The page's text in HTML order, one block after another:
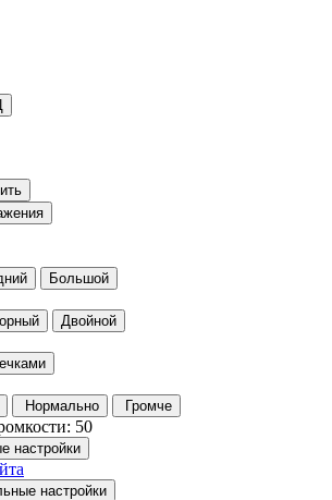
Большой
Двойной
Нормально Громче
50
настройки
настройки